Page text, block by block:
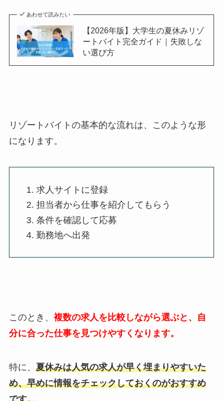
あわせて読みたい
【2026年版】大学生の夏休みリゾ
ートバイト完全ガイド｜失敗しな
い選び方
リゾートバイトの基本的な流れは、このような形
になります。
求人サイトに登録
担当者から仕事を紹介してもらう
条件を確認して応募
勤務地へ出発
このとき、 複数の求人を比較しながら選ぶと、自
分に合った仕事を見つけやすくなります。
特に、 夏休みは人気の求人が早く埋まりやすいた
め、早めに情報をチェックしておくのがおすすめ
です。